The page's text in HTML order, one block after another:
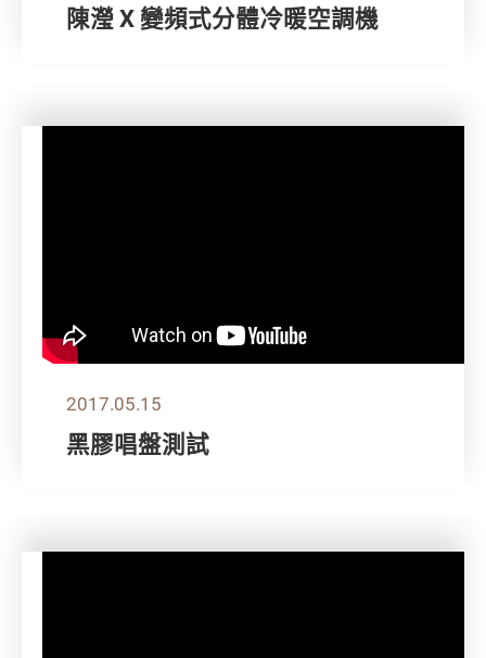
陳瀅 X 變頻式分體冷暖空調機
2017.05.15
黑膠唱盤測試